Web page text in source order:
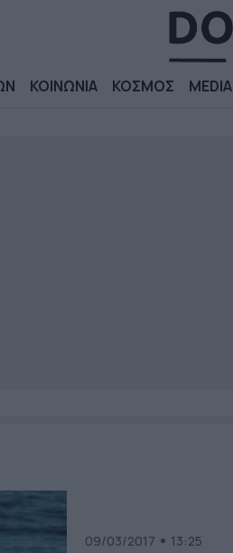
ΚΟΙΝΩΝΙΑ ΚΟΣΜΟΣ MEDIA
09/03/2017 13:25